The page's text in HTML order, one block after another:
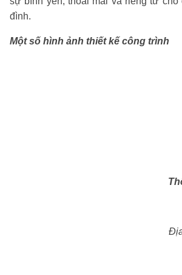
đình.
Một số hình ảnh thiết kế công trình